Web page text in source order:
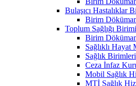
Bulaşıcı Hastalıklar
Birim
Toplum Sağlığı Birimi
Birim
Sağlıklı Hayat
Sağlık Birimleri
Ceza İnfaz
Mobil Sağlık
MTİ Sağlık